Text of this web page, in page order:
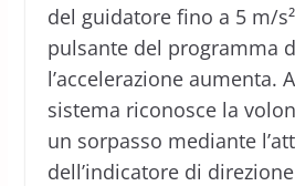
del guidatore fino a 5 m/
pulsante del programma
l’accelerazione aumenta.
sistema riconosce la
un sorpasso mediante
dell’indicatore di